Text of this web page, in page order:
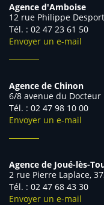
Agence d'Amboise
12 rue Philippe
Tél. : 02 47 23 61 50
Envoyer un e-mail
Agence de Chinon
6/8 avenue du Docteur
Tél. : 02 47 98 10 00
Envoyer un e-mail
Agence de Joué-lès-
2 rue Pierre Laplace,
Tél. : 02 47 68 43 30
Envoyer un e-mail